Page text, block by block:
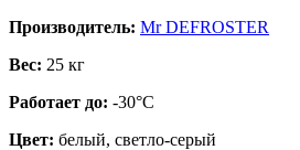
Производитель: Mr DEFROSTER
Вес: 25 кг
Работает до: -30°C
Цвет: белый, светло-серый